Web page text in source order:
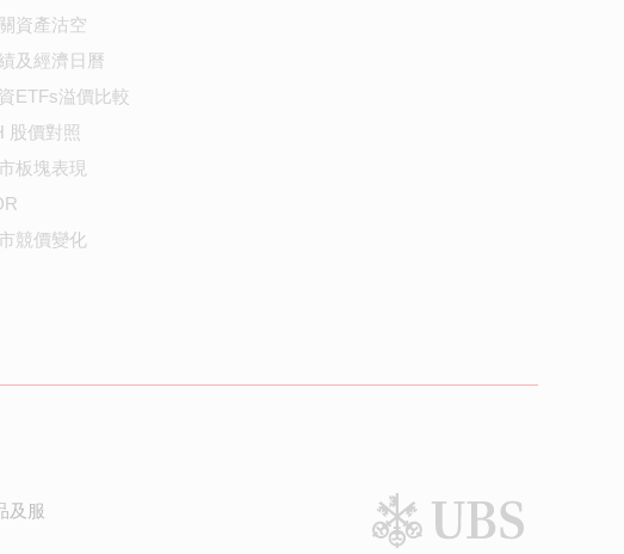
資產沽空
及經濟日曆
ETFs溢價比較
股價對照
板塊表現
競價變化
及服